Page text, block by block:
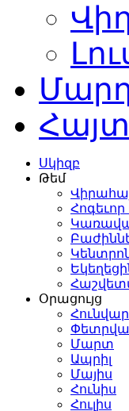
Սկիզբ
Թեմ
Օրացույց
Հունվար
Մարտ
Ապրիլ
Մայիս
Հունիս
Հուլիս